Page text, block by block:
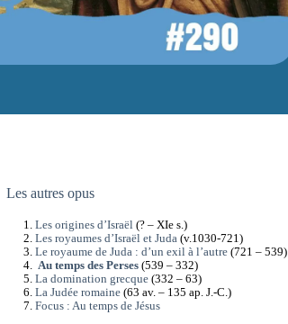
Les autres opus
Les origines d’Israël(? – XIe s.)
Les royaumes d’Israël et Juda(v.1030-721)
Le royaume de Juda : d’un exil à l’autre (721 – 539)
Au temps des Perses(539 – 332)
La domination grecque(332 – 63)
La Judée romaine(63 av. – 135 ap. J.-C.)
Focus : Au temps de Jésus